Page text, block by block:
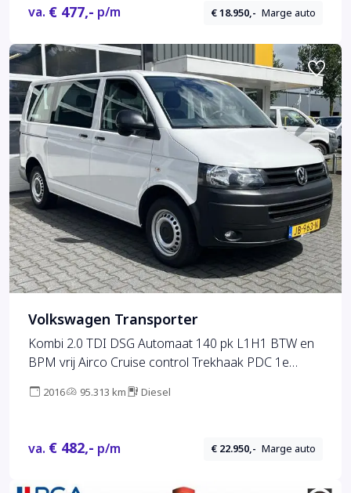
va. € 477,- p/m € 18.950,- Marge auto
Volkswagen Transporter
Kombi 2.0 TDI DSG Automaat 140 pk L1H1 BTW en
BPM vrij Airco Cruise control Trekhaak PDC 1e
Tourer Groepsvervoer Ideaal voor ombouw naar
2016 95.313 km Diesel
va. € 482,- p/m € 22.950,- Marge auto